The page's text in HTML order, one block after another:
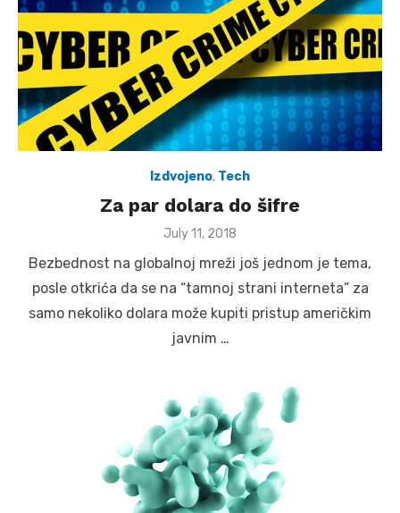
Izdvojeno, Tech
Za par dolara do šifre
Posted
July 11, 2018
Bezbednost na globalnoj mreži još jednom je tema,
posle otkrića da se na “tamnoj strani interneta” za
samo nekoliko dolara može kupiti pristup američkim
javnim …